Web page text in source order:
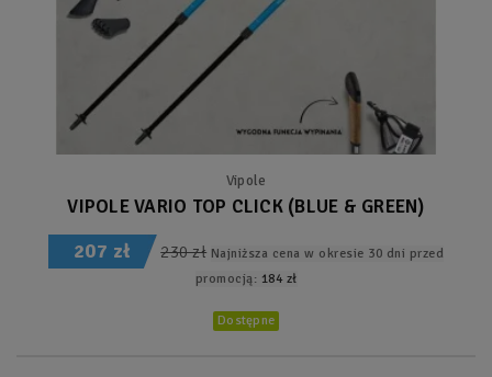
Vipole
VIPOLE VARIO TOP CLICK (BLUE & GREEN)
207 zł 230 zł Najniższa cena w okresie 30 dni przed
promocją: 184 zł
Dostępne